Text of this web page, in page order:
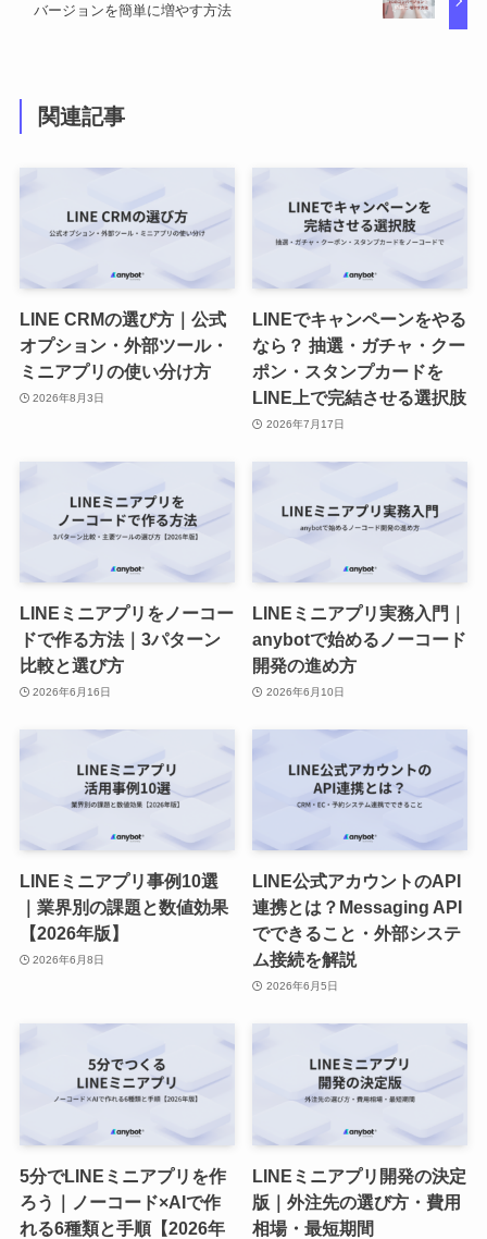
バージョンを簡単に増やす方法
関連記事
LINE CRMの選び方｜公式
オプション・外部ツール・
ミニアプリの使い分け方
2026年8月3日
LINEでキャンペーンをやる
なら？ 抽選・ガチャ・クー
ポン・スタンプカードを
LINE上で完結させる選択肢
2026年7月17日
LINEミニアプリをノーコー
ドで作る方法｜3パターン
比較と選び方
2026年6月16日
LINEミニアプリ実務入門｜
anybotで始めるノーコード
開発の進め方
2026年6月10日
LINEミニアプリ事例10選
｜業界別の課題と数値効果
【2026年版】
2026年6月8日
LINE公式アカウントのAPI
連携とは？Messaging API
でできること・外部システ
ム接続を解説
2026年6月5日
5分でLINEミニアプリを作
ろう｜ノーコード×AIで作
れる6種類と手順【2026年
LINEミニアプリ開発の決定
版｜外注先の選び方・費用
相場・最短期間